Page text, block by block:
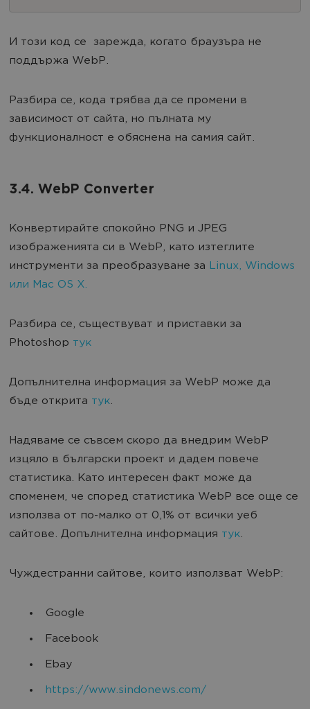
И този код се зарежда, когато браузъра не
поддържа WebP.
Разбира се, кода трябва да се промени в
зависимост от сайта, но пълната му
функционалност е обяснена на самия сайт.
3.4. WebP Converter
Конвертирайте спокойно PNG и JPEG
изображенията си в WebP, като изтеглите
инструменти за преобразуване за Linux, Windows
или Mac OS X.
Разбира се, съществуват и приставки за
Photoshop тук
Допълнителна информация за WebP може да
бъде открита тук.
Надяваме се съвсем скоро да внедрим WebP
изцяло в български проект и дадем повече
статистика. Като интересен факт може да
споменем, че според статистика WebP все още се
използва от по-малко от 0,1% от всички уеб
сайтове. Допълнителна информация тук.
Чуждестранни сайтове, които използват WebP:
Google
Facebook
Ebay
https://www.sindonews.com/